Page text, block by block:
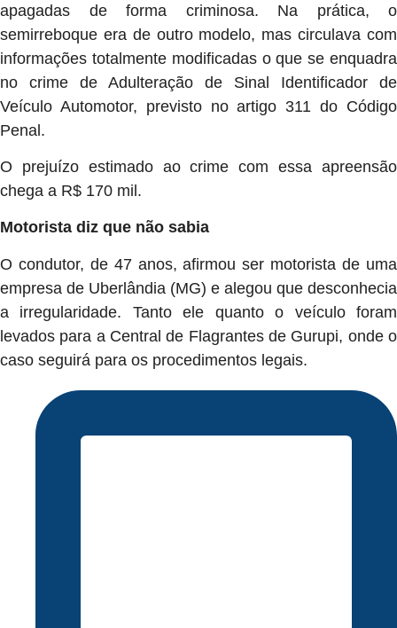
apagadas de forma criminosa. Na prática, o
semirreboque era de outro modelo, mas circulava com
informações totalmente modificadas o que se enquadra
no crime de Adulteração de Sinal Identificador de
Veículo Automotor, previsto no artigo 311 do Código
Penal.
O prejuízo estimado ao crime com essa apreensão
chega a R$ 170 mil.
Motorista diz que não sabia
O condutor, de 47 anos, afirmou ser motorista de uma
empresa de Uberlândia (MG) e alegou que desconhecia
a irregularidade. Tanto ele quanto o veículo foram
levados para a Central de Flagrantes de Gurupi, onde o
caso seguirá para os procedimentos legais.